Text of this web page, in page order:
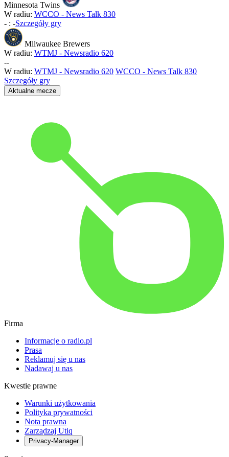
Minnesota Twins
W radiu: WCCO - News Talk 830
- : -Szczegóły gry
Milwaukee Brewers
W radiu: WTMJ - Newsradio 620
--
W radiu: WTMJ - Newsradio 620 WCCO - News Talk 830
Szczegóły gry
Aktualne mecze
Firma
Informacje o radio.pl
Prasa
Reklamuj się u nas
Nadawaj u nas
Kwestie prawne
Warunki użytkowania
Polityka prywatności
Nota prawna
Zarządzaj Utiq
Privacy-Manager